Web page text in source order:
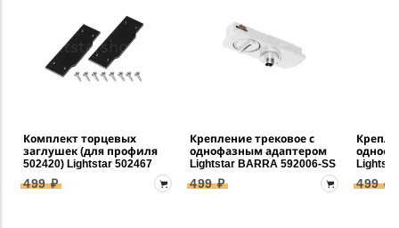
Комплект торцевых
заглушек (для профиля
502420) Lightstar 502467
499 ₽
Крепление трековое с
однофазным адаптером
Lightstar BARRA 592006-SS
499 ₽ 499 ₽